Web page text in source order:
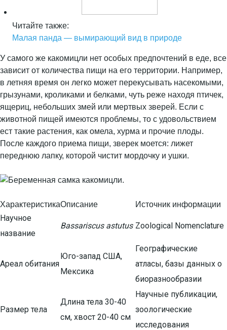
Читайте также:
Малая панда — вымирающий вид в природе
У самого же какомицли нет особых предпочтений в еде, все
зависит от количества пищи на его территории. Например,
в летняя время он легко может перекусывать насекомыми,
грызунами, кроликами и белками, чуть реже находя птичек,
ящериц, небольших змей или мертвых зверей. Если с
животной пищей имеются проблемы, то с удовольствием
ест такие растения, как омела, хурма и прочие плоды.
После каждого приема пищи, зверек моется: лижет
переднюю лапку, которой чистит мордочку и ушки.
ХарактеристикаОписание Источник информации
Научное
название
Bassariscus astutus Zoological Nomenclature
Ареал обитания
Юго-запад США,
Мексика
Географические
атласы, базы данных о
биоразнообразии
Размер тела
Длина тела 30-40
см, хвост 20-40 см
Научные публикации,
зоологические
исследования